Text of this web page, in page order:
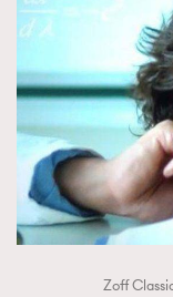
EmpowerF
Zoff